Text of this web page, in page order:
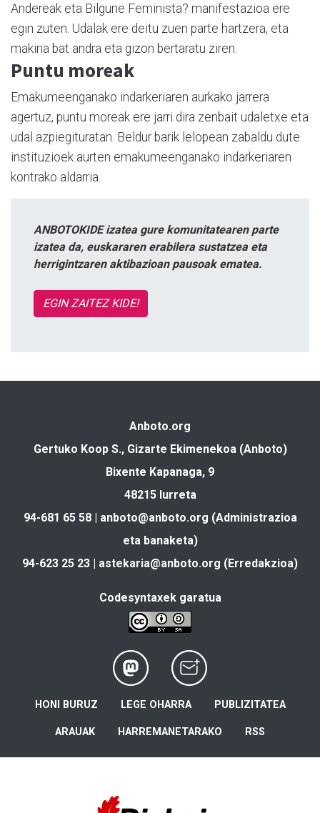
Andereak eta Bilgune Feminista? manifestazioa ere
egin zuten. Udalak ere deitu zuen parte hartzera, eta
makina bat andra eta gizon bertaratu ziren.
Puntu moreak
Emakumeenganako indarkeriaren aurkako jarrera
agertuz, puntu moreak ere jarri dira zenbait udaletxe eta
udal azpiegituratan. Beldur barik lelopean zabaldu dute
instituzioek aurten emakumeenganako indarkeriaren
kontrako aldarria.
ANBOTOKIDE izatea gure komunitatearen parte
izatea da, euskararen erabilera sustatzea eta
herrigintzaren aktibazioan pausoak ematea.
EGIN ZAITEZ KIDE!
Anboto.org
Gertuko Koop S., Gizarte Ekimenekoa (Anboto)
Bixente Kapanaga, 9
48215 Iurreta
94-681 65 58 | anboto@anboto.org (Administrazioa
eta banaketa)
94-623 25 23 | astekaria@anboto.org (Erredakzioa)
Codesyntaxek garatua
HONI BURUZ LEGE OHARRA PUBLIZITATEA
ARAUAK HARREMANETARAKO RSS